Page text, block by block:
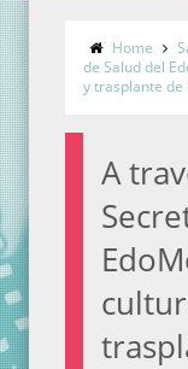
Home
de Salud del
y trasplante de
A